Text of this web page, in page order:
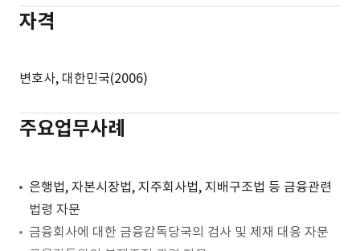
2008-10
금융감독원 기업공시제도실
2006-07
자격
변호사, 대한민국(2006)
주요업무사례
은행법, 자본시장법, 지주회사법, 지배구조법 등 금융관련
법령 자문
금융회사에 대한 금융감독당국의 검사 및 제재 대응 자문